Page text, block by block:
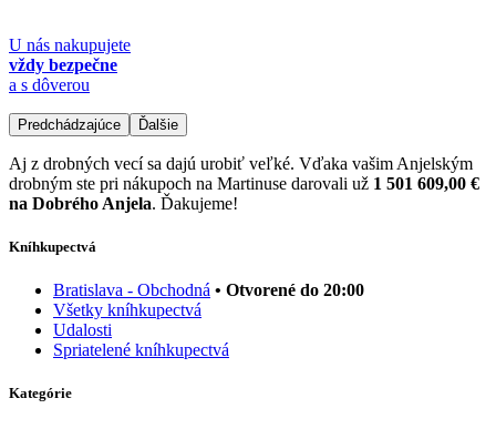
U nás nakupujete
vždy bezpečne
a s dôverou
Predchádzajúce Ďalšie
Aj z drobných vecí sa dajú urobiť veľké. Vďaka vašim Anjelským
drobným ste pri nákupoch na Martinuse darovali už 1 501 609,00 €
na Dobrého Anjela. Ďakujeme!
Kníhkupectvá
Bratislava - Obchodná • Otvorené do 20:00
Všetky kníhkupectvá
Udalosti
Spriatelené kníhkupectvá
Kategórie